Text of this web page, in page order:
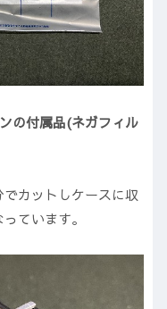
の付属品(ネガフィル
カットしケースに収
ています。